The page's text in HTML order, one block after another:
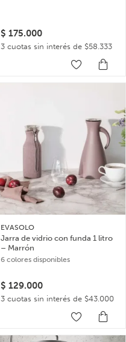
$ 175.000
3 cuotas sin interés de $58.333
EVASOLO
Jarra de vidrio con funda 1 litro
– Marrón
6 colores disponibles
$ 129.000
3 cuotas sin interés de $43.000